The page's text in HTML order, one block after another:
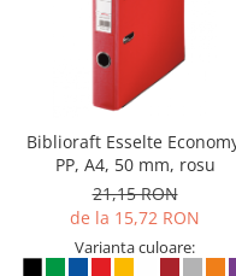
Plaja si relaxare
Genti frigorifice
Ochelari de soare
Umbrele
Scule, unelte si iluminat
Unelte multifunctionale si
(multitools)
Biblioraft Esselte
PP, A4, 50 mm, rosu
21,15 RON
de la 15,72 RON
Varianta culoare: